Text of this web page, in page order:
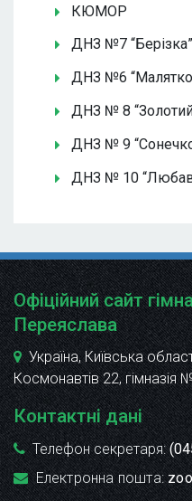
КЮМОР
ДНЗ №7 “Берізка”
ДНЗ №6
ДНЗ № 8
ДНЗ № 9
ДНЗ № 10
Офіційний сайт
Переяслава
Україна, Київська
Космонавтів 22, гімназія
Контактні дані
Телефон секретаря:
Електронна пошта: